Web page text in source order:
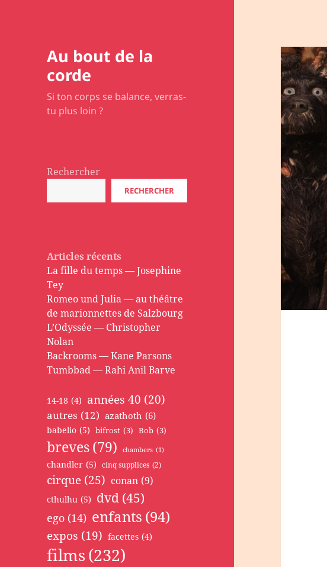
Au bout de la
corde
Si ton corps se balance, verras-
tu plus loin ?
Rechercher
RECHERCHER
Articles récents
La fille du temps — Josephine
Tey
Romeo und Julia — au théâtre
de marionnettes de Salzbourg
L’Odyssée — Christopher
Nolan
Backrooms — Kane Parsons
Tumbbad — Rahi Anil Barve
14-18 (4) années 40 (20)
autres (12) azathoth (6)
babelio (5) bifrost (3) Bob (3)
breves(79) chambers (1)
chandler (5) cinq supplices (2)
cirque (25) conan (9)
cthulhu (5) dvd (45)
ego (14) enfants (94)
expos (19) facettes (4)
films(232)